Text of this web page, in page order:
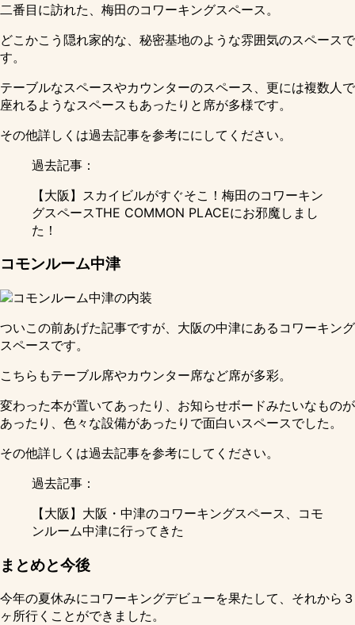
二番目に訪れた、梅田のコワーキングスペース。
どこかこう隠れ家的な、秘密基地のような雰囲気のスペースで
す。
テーブルなスペースやカウンターのスペース、更には複数人で
座れるようなスペースもあったりと席が多様です。
その他詳しくは過去記事を参考ににしてください。
過去記事：
【大阪】スカイビルがすぐそこ！梅田のコワーキン
グスペースTHE COMMON PLACEにお邪魔しまし
た！
コモンルーム中津
ついこの前あげた記事ですが、大阪の中津にあるコワーキング
スペースです。
こちらもテーブル席やカウンター席など席が多彩。
変わった本が置いてあったり、お知らせボードみたいなものが
あったり、色々な設備があったりで面白いスペースでした。
その他詳しくは過去記事を参考にしてください。
過去記事：
【大阪】大阪・中津のコワーキングスペース、コモ
ンルーム中津に行ってきた
まとめと今後
今年の夏休みにコワーキングデビューを果たして、それから３
ヶ所行くことができました。